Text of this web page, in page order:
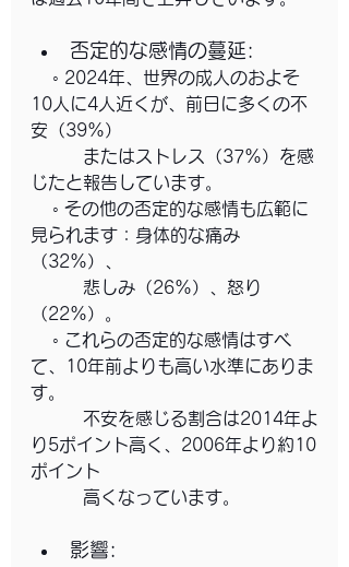
否定的な感情の蔓延:
10人に4人近くが、前日に多くの不
安（39%）
またはストレス（37%）を感
じたと報告しています。
見られます：身体的な痛み
（32%）、
悲しみ（26%）、怒り
（22%）。
て、10年前よりも高い水準にありま
す。
不安を感じる割合は2014年よ
り5ポイント高く、2006年より約10
ポイント
高くなっています。
影響: